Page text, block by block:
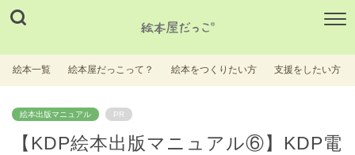
絵本一覧 絵本屋だっこって？ 絵本をつくりたい方 支援をしたい方
絵本出版マニュアル PR
【KDP絵本出版マニュアル⑥】KDP電